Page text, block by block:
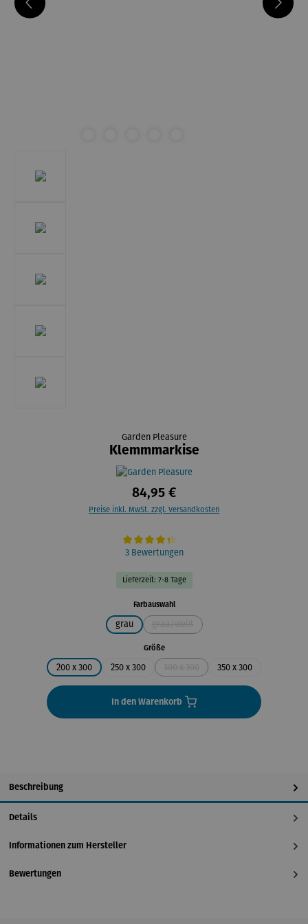
Garden Pleasure
Klemmmarkise
84,95 €
Preise inkl. MwSt. zzgl. Versandkosten
Durchschnittliche Bewertung von 4.3 von 5 Sternen
3 Bewertungen
Lieferzeit: 7-8 Tage
Farbauswahlauswählen
grau
(Diese Option ist zurzeit nicht
Größeauswählen
200 x 300 250 x 300
(Diese Option ist zurzeit nicht
350 x 300
In den Warenkorb
Beschreibung
Details
Informationen zum Hersteller
Bewertungen